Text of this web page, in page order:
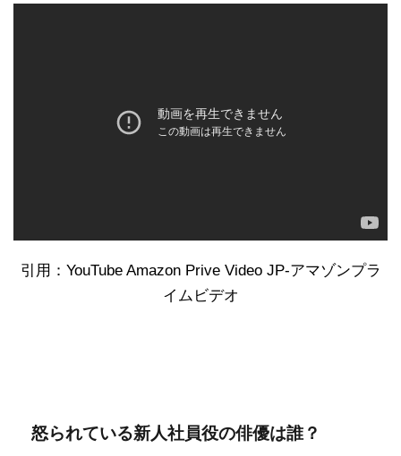
引用：YouTube Amazon Prive Video JP-アマゾンプラ
イムビデオ
怒られている新人社員役の俳優は誰？